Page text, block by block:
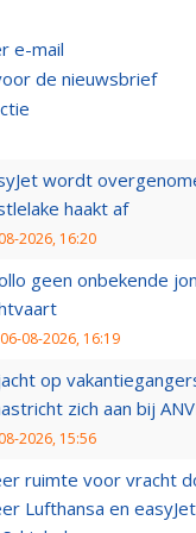
e-mail
de nieuwsbrief
wordt
haakt af
2026, 16:20
geen onbekende
06-08-2026, 16:19
op
zich aan bij
2026, 15:56
ruimte voor vracht
Lufthansa en